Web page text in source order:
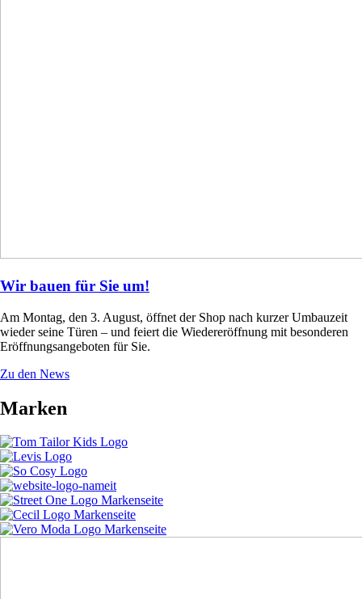
Wir bauen für Sie um!
Am Montag, den 3. August, öffnet der Shop nach kurzer Umbauzeit
wieder seine Türen – und feiert die Wiedereröffnung mit besonderen
Eröffnungsangeboten für Sie.
Zu den News
Marken